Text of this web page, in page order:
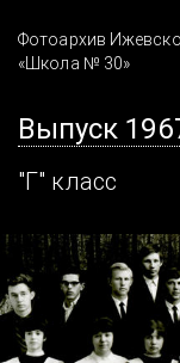
Фотоархив
«Школа № 30»
Выпуск
"Г" класс